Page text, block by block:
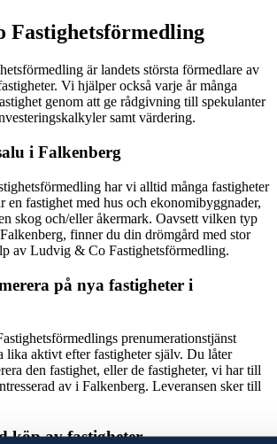
Fastighetsförmedling
är landets största förmedlare av
Vi hjälper också varje år många
genom att ge rådgivning till spekulanter
samt värdering.
i Falkenberg
har vi alltid många fastigheter
en fastighet med hus och ekonomibyggnader,
skog och/eller åkermark. Oavsett vilken typ
Falkenberg, finner du din drömgård med stor
av Ludvig & Co Fastighetsförmedling.
på nya fastigheter i
prenumerationstjänst
lika aktivt efter fastigheter själv. Du låter
den fastighet, eller de fastigheter, vi har till
av i Falkenberg. Leveransen sker till
köp av fastigheter